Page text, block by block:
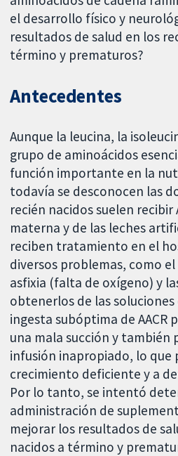
el desarrollo físico y
resultados de salud en los
término y prematuros?
Antecedentes
Aunque la leucina, la
grupo de aminoácidos
función importante en la
todavía se desconocen las
recién nacidos suelen recibir
materna y de las leches
reciben tratamiento en el
diversos problemas, como
asfixia (falta de oxígeno) y
obtenerlos de las soluciones
ingesta subóptima de AACR
una mala succión y
infusión inapropiado, lo que
crecimiento deficiente y a
Por lo tanto, se intentó
administración de
mejorar los resultados de
nacidos a término y